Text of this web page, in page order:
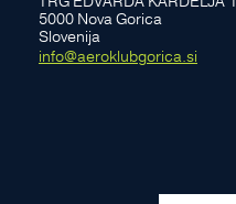
5000 Nova Gorica
Slovenija
info@aeroklubgorica.si